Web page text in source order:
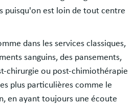
puisqu'on est loin de tout centre
dans les services classiques,
sanguins, des pansements,
chirurgie ou post-chimiothérapie
plus particulières comme le
en ayant toujours une écoute